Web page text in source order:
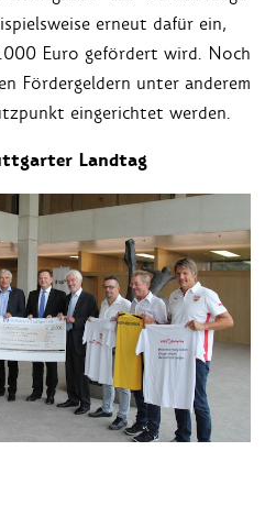
erneut dafür ein,
Euro gefördert wird. Noch
Fördergeldern unter anderem
eingerichtet werden.
Landtag